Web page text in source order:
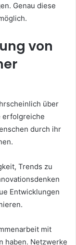
Genau diese
von
über
erfolgreiche
durch ihr
Trends zu
Entwicklungen
mit
haben. Netzwerke